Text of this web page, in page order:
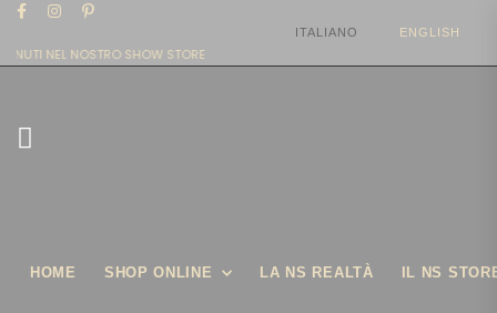
NEL NOSTRO SHOW STORE
ITALIANO ENGLISH
HOME SHOP ONLINE LA NS REALTÀ IL NS